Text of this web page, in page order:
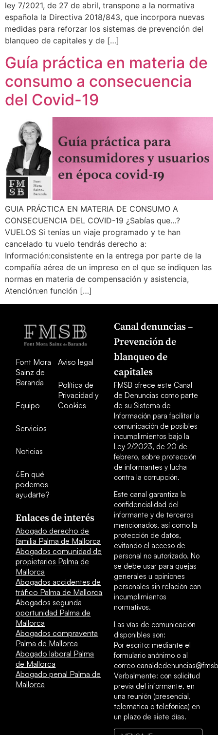
ley 7/2021, de 27 de abril, transpone a la normativa
española la Directiva 2018/843, que incorpora nuevas
medidas para reforzar los sistemas de prevención del
blanqueo de capitales y de […]
Guía práctica en materia de
consumo a consecuencia
del Covid-19
GUIA PRÁCTICA EN MATERIA DE CONSUMO A
CONSECUENCIA DEL COVID-19 ¿Sabías que…?
VUELOS Si tenías un viaje programado y te han
cancelado tu vuelo tendrás derecho a:
Información:consistente en la entrega por parte de la
compañía aérea de un impreso en el que se indiquen las
normas en materia de compensación y asistencia,
Atención:en función […]
Font Mora
Sainz de
Baranda
Equipo
Servicios
Noticias
¿En qué
podemos
ayudarte?
Aviso legal
Política de
Privacidad y
Cookies
Enlaces de interés
Abogado derecho de
familia Palma de Mallorca
Abogados comunidad de
propietarios Palma de
Mallorca
Abogados accidentes de
tráfico Palma de Mallorca
Abogados segunda
oportunidad Palma de
Mallorca
Abogados compraventa
Palma de Mallorca
Abogado laboral Palma
de Mallorca
Abogado penal Palma de
Mallorca
Canal denuncias –
Prevención de
blanqueo de
capitales
FMSB ofrece este Canal
de Denuncias como parte
de su Sistema de
Información para facilitar la
comunicación de posibles
incumplimientos bajo la
Ley 2/2023, de 20 de
febrero, sobre protección
de informantes y lucha
contra la corrupción.
Este canal garantiza la
confidencialidad del
informante y de terceros
mencionados, así como la
protección de datos,
evitando el acceso de
personal no autorizado. No
se debe usar para quejas
generales u opiniones
personales sin relación con
incumplimientos
normativos.
Las vías de comunicación
disponibles son:
Por escrito: mediante el
formulario anónimo o al
correo
Verbalmente: con solicitud
previa del informante, en
una reunión (presencial,
telemática o telefónica) en
un plazo de siete días.